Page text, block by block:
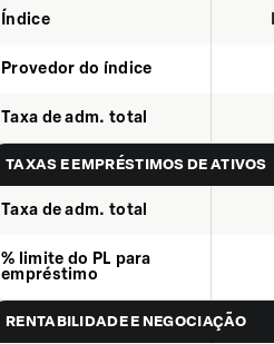
Índice
Provedor do índice
Taxa de adm. total
TAXAS E EMPRÉSTIMOS DE ATIVOS
Taxa de adm. total
% limite do PL para
empréstimo
RENTABILIDADE E NEGOCIAÇÃO